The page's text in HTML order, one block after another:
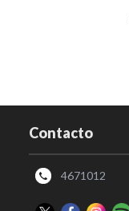
Contacto
4671012